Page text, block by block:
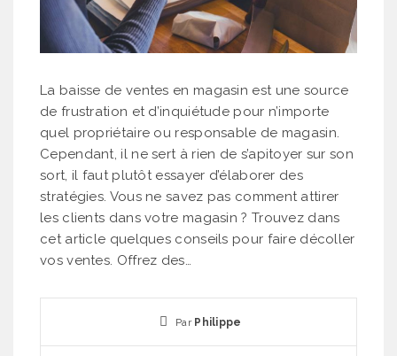
La baisse de ventes en magasin est une source
de frustration et d’inquiétude pour n’importe
quel propriétaire ou responsable de magasin.
Cependant, il ne sert à rien de s’apitoyer sur son
sort, il faut plutôt essayer d’élaborer des
stratégies. Vous ne savez pas comment attirer
les clients dans votre magasin ? Trouvez dans
cet article quelques conseils pour faire décoller
vos ventes. Offrez des…
Par Philippe